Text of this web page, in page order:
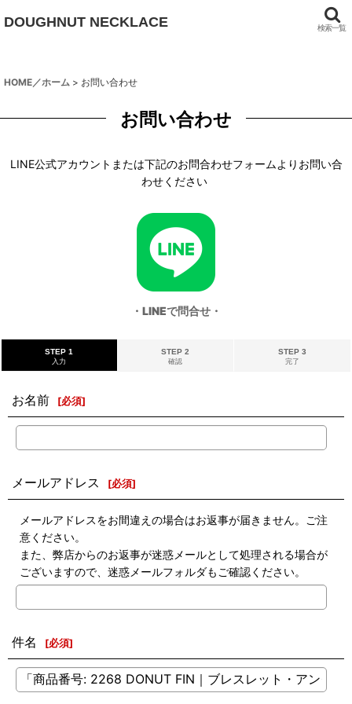
DOUGHNUT NECKLACE 検索一覧
HOME／ホーム > お問い合わせ
お問い合わせ
LINE公式アカウントまたは下記のお問合わせフォームよりお問い合
わせください
・LINEで問合せ・
STEP 1
入力
STEP 2
確認
STEP 3
完了
お名前 [必須]
メールアドレス [必須]
メールアドレスをお間違えの場合はお返事が届きません。ご注
意ください。
また、弊店からのお返事が迷惑メールとして処理される場合が
ございますので、迷惑メールフォルダもご確認ください。
件名 [必須]